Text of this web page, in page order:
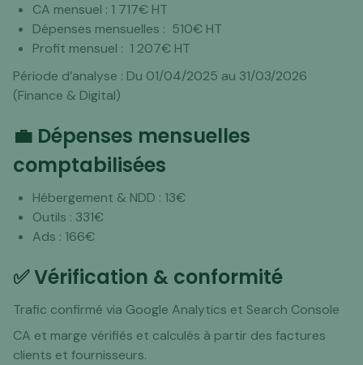
CA mensuel : 1 717€ HT
Dépenses mensuelles : 510€ HT
Profit mensuel : 1 207€ HT
Période d’analyse : Du 01/04/2025 au 31/03/2026
(Finance & Digital)
💼 Dépenses mensuelles
comptabilisées
Hébergement & NDD : 13€
Outils : 331€
Ads : 166€
✅ Vérification & conformité
Trafic confirmé via Google Analytics et Search Console
CA et marge vérifiés et calculés à partir des factures
clients et fournisseurs.